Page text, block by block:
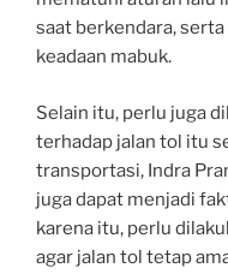
saat berkendara,
keadaan mabuk.
Selain itu, perlu juga
terhadap jalan tol itu
transportasi, Indra
juga dapat menjadi
karena itu, perlu
agar jalan tol tetap